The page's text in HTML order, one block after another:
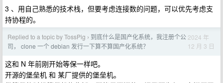
3 、用自己熟悉的技术栈，但要考虑连接数的问题，可以优先考虑支
持协程的。
Replied to a topic by TossPig › 到底什么是国产化系统，我注册个公
司， clone 一个 debian 发行一下算不算国产化系统？
2024 年
12 月 3 日
这和 N 年前刚开始等保一样吧。
开源的堡垒机 和 某厂提供的堡垒机。